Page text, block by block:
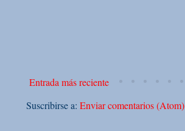
Entrada más reciente
Suscribirse a: Enviar comentarios (Atom)